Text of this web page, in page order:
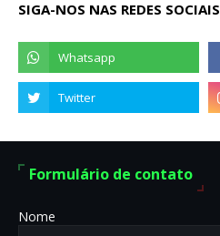
SIGA-NOS NAS REDES SOCIAIS
Formulário de contato
Nome